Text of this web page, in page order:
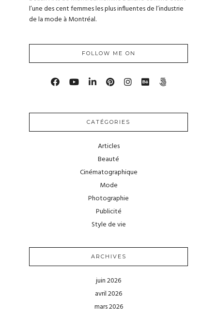
l’une des cent femmes les plus influentes de l’industrie
de la mode à Montréal.
FOLLOW ME ON
CATÉGORIES
Articles
Beauté
Cinématographique
Mode
Photographie
Publicité
Style de vie
ARCHIVES
juin 2026
avril 2026
mars 2026